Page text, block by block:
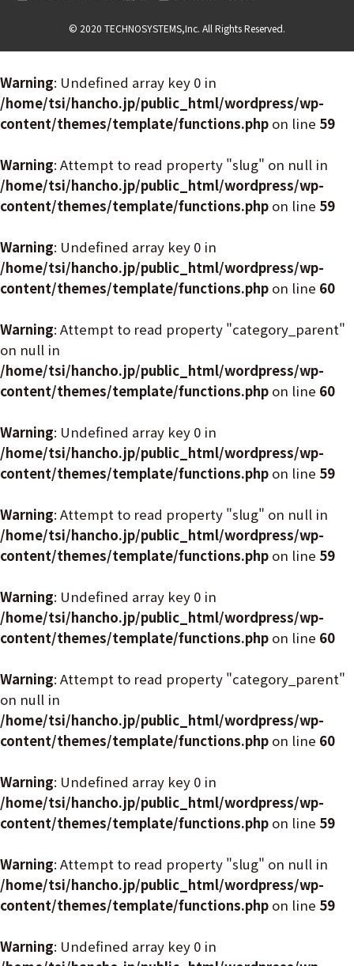
© 2020 TECHNOSYSTEMS,Inc. All Rights Reserved.
Warning: Undefined array key 0 in
/home/tsi/hancho.jp/public_html/wordpress/wp-
content/themes/template/functions.php on line 59
Warning: Attempt to read property "slug" on null in
/home/tsi/hancho.jp/public_html/wordpress/wp-
content/themes/template/functions.php on line 59
Warning: Undefined array key 0 in
/home/tsi/hancho.jp/public_html/wordpress/wp-
content/themes/template/functions.php on line 60
Warning: Attempt to read property "category_parent"
on null in
/home/tsi/hancho.jp/public_html/wordpress/wp-
content/themes/template/functions.php on line 60
Warning: Undefined array key 0 in
/home/tsi/hancho.jp/public_html/wordpress/wp-
content/themes/template/functions.php on line 59
Warning: Attempt to read property "slug" on null in
/home/tsi/hancho.jp/public_html/wordpress/wp-
content/themes/template/functions.php on line 59
Warning: Undefined array key 0 in
/home/tsi/hancho.jp/public_html/wordpress/wp-
content/themes/template/functions.php on line 60
Warning: Attempt to read property "category_parent"
on null in
/home/tsi/hancho.jp/public_html/wordpress/wp-
content/themes/template/functions.php on line 60
Warning: Undefined array key 0 in
/home/tsi/hancho.jp/public_html/wordpress/wp-
content/themes/template/functions.php on line 59
Warning: Attempt to read property "slug" on null in
/home/tsi/hancho.jp/public_html/wordpress/wp-
content/themes/template/functions.php on line 59
Warning: Undefined array key 0 in